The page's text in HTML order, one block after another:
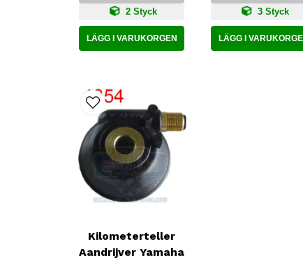
2 Styck
LÄGG I VARUKORGEN
3 Styck
LÄGG I
Kilometerteller
Aandrijver Yamaha